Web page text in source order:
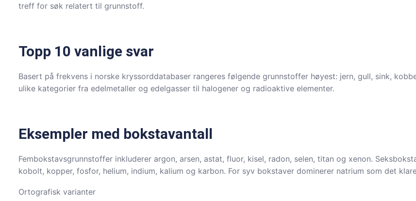
treff for søk relatert til grunnstoff.
Topp 10 vanlige svar
Basert på frekvens i norske kryssorddatabaser rangeres følgende grunnstoffer høyest: jern, gull, sink,
ulike kategorier fra edelmetaller og edelgasser til halogener og radioaktive elementer.
Eksempler med bokstavantall
Fembokstavsgrunnstoffer inkluderer argon, arsen, astat, fluor, kisel, radon, selen, titan og xenon.
kobolt, kopper, fosfor, helium, indium, kalium og karbon. For syv bokstaver dominerer natrium som det
Ortografisk varianter